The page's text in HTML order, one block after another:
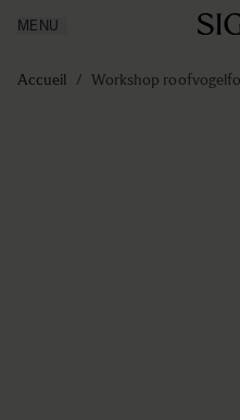
Made in Aizu
Support
MENU
Accueil / Workshop